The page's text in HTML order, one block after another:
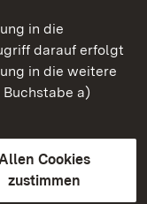
in die
darauf erfolgt
in die weitere
a)
Cookies
zustimmen
Württemberg